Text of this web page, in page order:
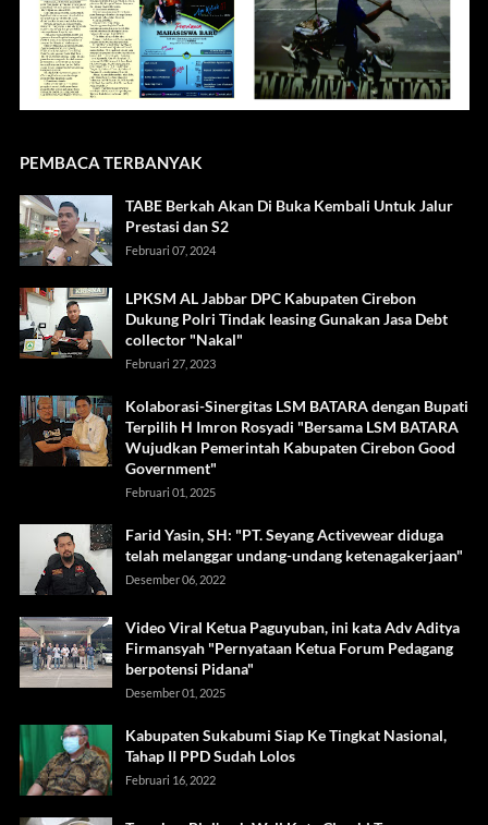
PEMBACA TERBANYAK
TABE Berkah Akan Di Buka Kembali Untuk Jalur
Prestasi dan S2
Februari 07, 2024
LPKSM AL Jabbar DPC Kabupaten Cirebon
Dukung Polri Tindak leasing Gunakan Jasa Debt
collector "Nakal"
Februari 27, 2023
Kolaborasi-Sinergitas LSM BATARA dengan Bupati
Terpilih H Imron Rosyadi "Bersama LSM BATARA
Wujudkan Pemerintah Kabupaten Cirebon Good
Government"
Februari 01, 2025
Farid Yasin, SH: "PT. Seyang Activewear diduga
telah melanggar undang-undang ketenagakerjaan"
Desember 06, 2022
Video Viral Ketua Paguyuban, ini kata Adv Aditya
Firmansyah "Pernyataan Ketua Forum Pedagang
berpotensi Pidana"
Desember 01, 2025
Kabupaten Sukabumi Siap Ke Tingkat Nasional,
Tahap II PPD Sudah Lolos
Februari 16, 2022